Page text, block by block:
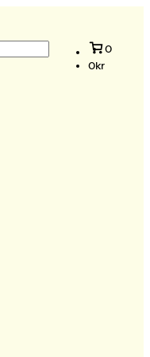
0
0kr